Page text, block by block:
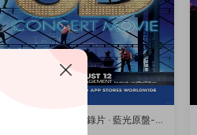
紀錄片 · 藍光原盤-演